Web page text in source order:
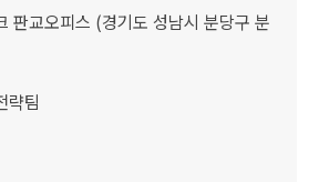
판교오피스 (경기도 성남시 분당구 분
략팀